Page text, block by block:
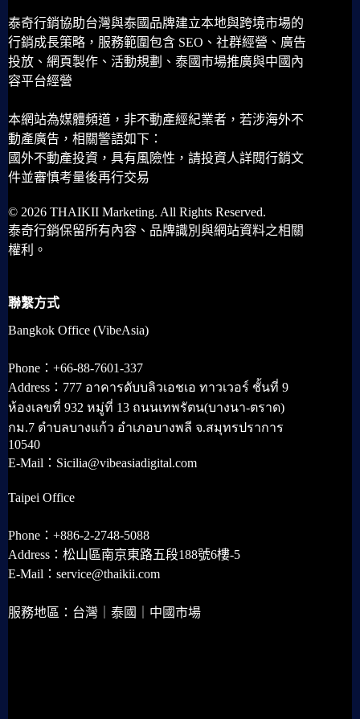
泰奇行銷協助台灣與泰國品牌建立本地與跨境市場的
行銷成長策略，服務範圍包含 SEO、社群經營、廣告
投放、網頁製作、活動規劃、泰國市場推廣與中國內
容平台經營
本網站為媒體頻道，非不動產經紀業者，若涉海外不
動產廣告，相關警語如下：
國外不動產投資，具有風險性，請投資人詳閱行銷文
件並審慎考量後再行交易
© 2026 THAIKII Marketing. All Rights Reserved.
泰奇行銷保留所有內容、品牌識別與網站資料之相關
權利。
聯繫方式
Bangkok Office (VibeAsia)
Phone：+66-88-7601-337
Address：777 อาคารดับบลิวเอชเอ ทาวเวอร์ ชั้นที่ 9
ห้องเลขที่ 932 หมู่ที่ 13 ถนนเทพรัตน(บางนา-ตราด)
กม.7 ตำบลบางแก้ว อำเภอบางพลี จ.สมุทรปราการ
10540
E-Mail：Sicilia@vibeasiadigital.com
Taipei Office
Phone：+886-2-2748-5088
Address：松山區南京東路五段188號6樓-5
E-Mail：service@thaikii.com
服務地區：台灣｜泰國｜中國市場